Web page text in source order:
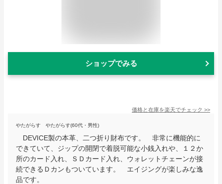
ショップでみる
価格と在庫を楽天でチェック >>
やたがらす やたがらす(60代・男性)
DEVICE製の本革、二つ折り財布です。 非常に機能的に
できていて、ジップの開閉で着脱可能な小銭入れや、１２か
所のカード入れ、ＳＤカード入れ、ウォレットチェーンが接
続できるＤカンもついています。 エイジングが楽しみな逸
品です。